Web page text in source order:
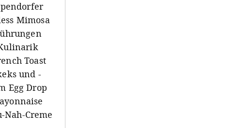
Mimosa
Toast
und -
Egg Drop
Creme